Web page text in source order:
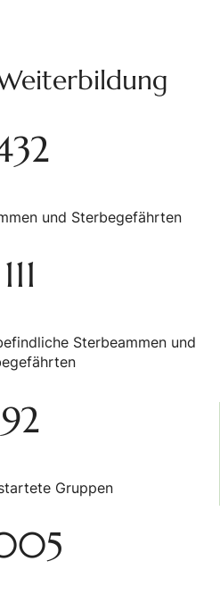
und Sterbegefährten
111
Sterbeammen und
92
Gruppen